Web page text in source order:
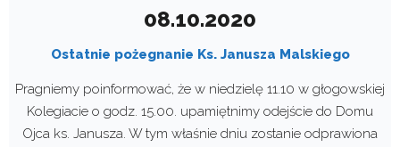
08.10.2020
Ostatnie pożegnanie Ks. Janusza Malskiego
Pragniemy poinformować, że w niedzielę 11.10 w głogowskiej
Kolegiacie o godz. 15.00. upamiętnimy odejście do Domu
Ojca ks. Janusza. W tym właśnie dniu zostanie odprawiona